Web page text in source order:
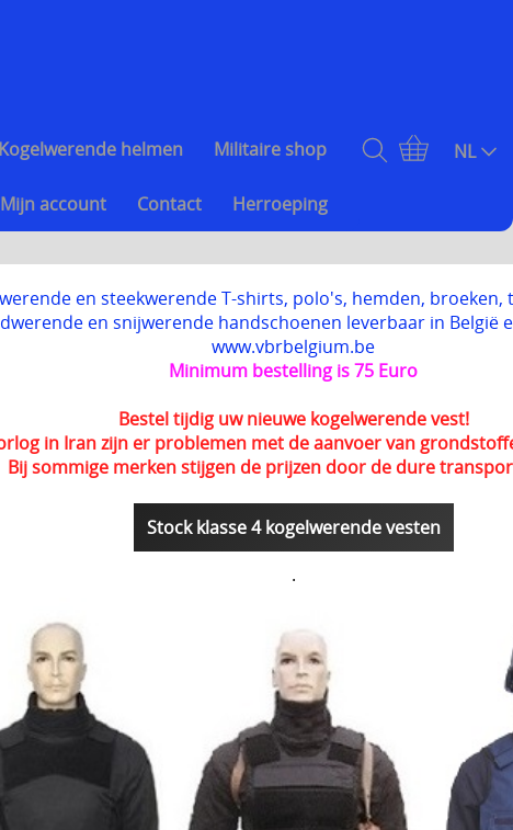
Kogelwerende helmen Militaire shop
Mijn account Contact Herroeping
NL
en steekwerende T-shirts, polo's, hemden,
en snijwerende handschoenen leverbaar in België
www.vbrbelgium.be
Minimum bestelling is 75 Euro
Bestel tijdig uw nieuwe kogelwerende vest!
in Iran zijn er problemen met de aanvoer van
Bij sommige merken stijgen de prijzen door de dure
Stock klasse 4 kogelwerende vesten
.